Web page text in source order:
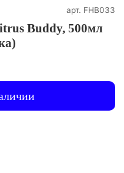
арт. FHB033
Buddy, 500мл